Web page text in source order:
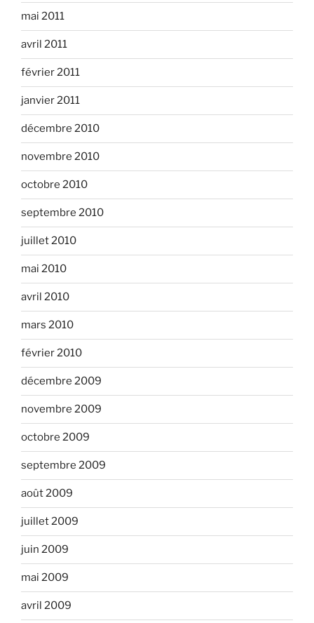
mai 2011
avril 2011
février 2011
janvier 2011
décembre 2010
novembre 2010
octobre 2010
septembre 2010
juillet 2010
mai 2010
avril 2010
mars 2010
février 2010
décembre 2009
novembre 2009
octobre 2009
septembre 2009
août 2009
juillet 2009
juin 2009
mai 2009
avril 2009